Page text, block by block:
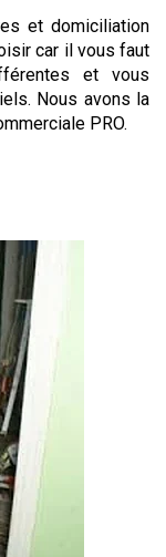
et domiciliation
car il vous faut
et vous
Nous avons la
PRO.